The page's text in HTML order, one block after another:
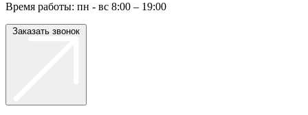
Время работы: пн - вс 8:00 – 19:00
Заказать звонок